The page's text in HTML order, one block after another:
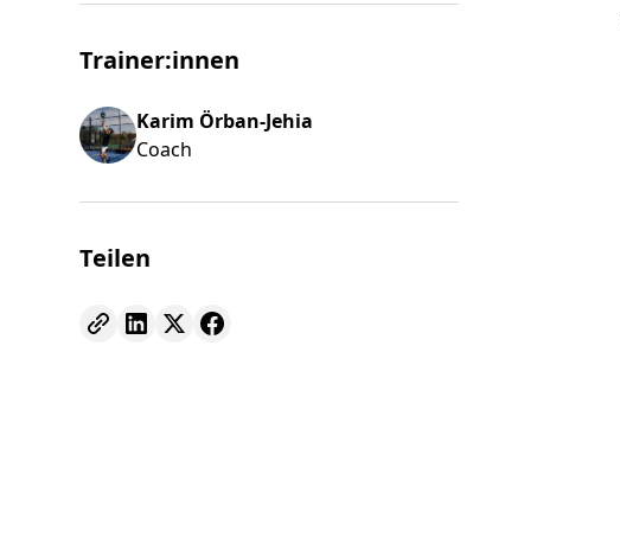
Trainer:innen
Karim Örban-Jehia
Coach
Teilen